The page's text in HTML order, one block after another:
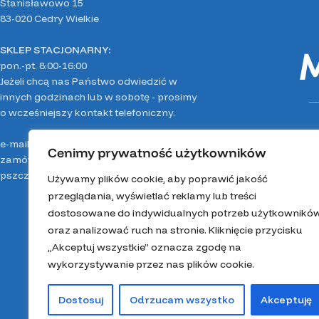
Cenimy prywatność użytkowników
Używamy plików cookie, aby poprawić jakość
przeglądania, wyświetlać reklamy lub treści
dostosowane do indywidualnych potrzeb
oraz analizować ruch na stronie. Kliknięcie przycisku
„Akceptuj wszystkie” oznacza zgodę na
wykorzystywanie przez nas plików cookie.
Dostosuj Odrzucam wszystko Akceptuję
Stanisławowo 15
83-020 Cedry Wielkie
SKLEP STACJONARNY:
pon.-pt. 8:00-16:00
Jeżeli chcą nas Państwo odwiedzić w
innych godzinach lub w sobotę - prosimy
o wcześniejszy kontakt telefoniczny.
e-mail:
zamówienia, Mirella:503 050 911
pszczelarz, Mateusz:664 863 318